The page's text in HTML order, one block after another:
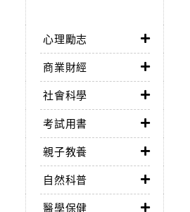
心理勵志
商業財經
社會科學
考試用書
親子教養
自然科普
醫學保健